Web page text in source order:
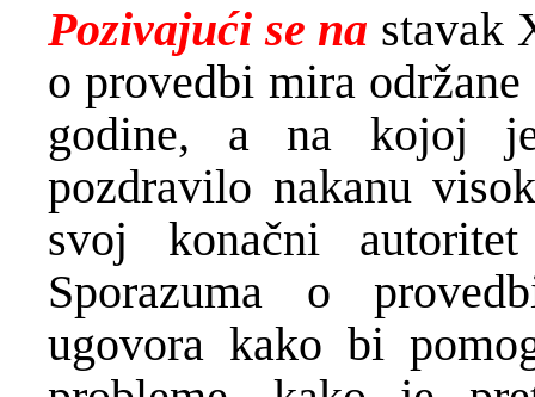
Pozivajući se na stavak
o provedbi mira
godine, a na kojoj
pozdravilo nakanu
svoj konačni
Sporazuma o
ugovora kako bi